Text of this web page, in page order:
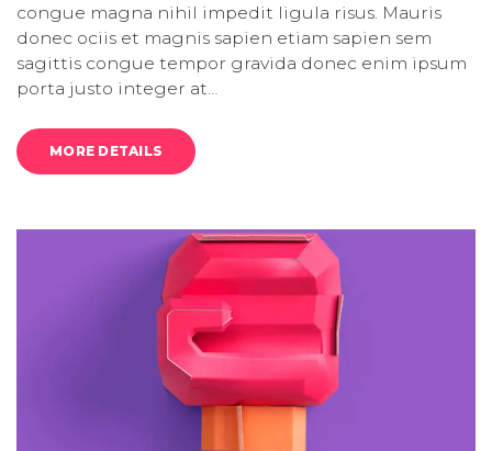
congue magna nihil impedit ligula risus. Mauris
donec ociis et magnis sapien etiam sapien sem
sagittis congue tempor gravida donec enim ipsum
porta justo integer at…
MORE DETAILS